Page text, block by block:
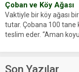
Çoban ve Köy Ağası
Vaktiyle bir köy ağası
tutar. Çobana 100 tane
teslim eder. “Aman
Çoban koyunları alır
Son Yazılar